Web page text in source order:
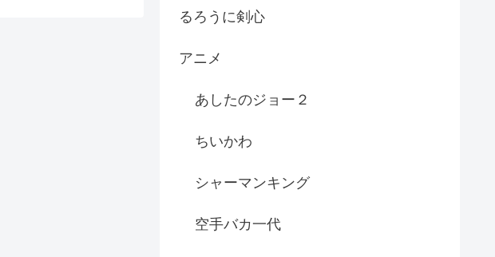
るろうに剣心
アニメ
あしたのジョー２
ちいかわ
シャーマンキング
空手バカ一代